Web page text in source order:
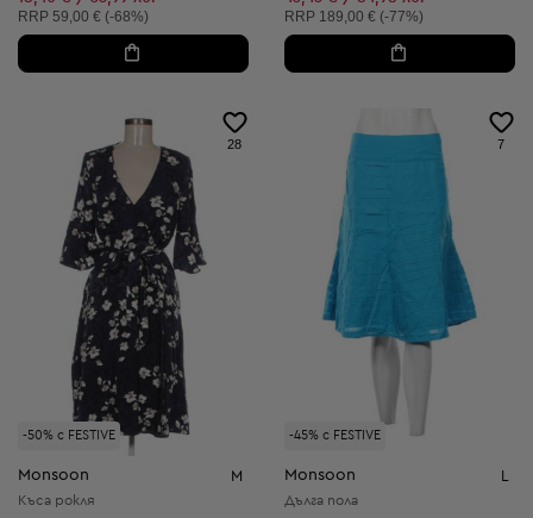
Препоръчителна цена:
RRP 59,00 € (-68%) Препоръчителна цена:
RRP 189,00 € (-77%)
-50% с FESTIVE
28
Monsoon M
Къса рокля
-45% с FESTIVE
7
Monsoon L
Дълга пола